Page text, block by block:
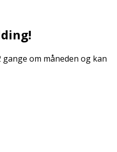
om måneden og kan